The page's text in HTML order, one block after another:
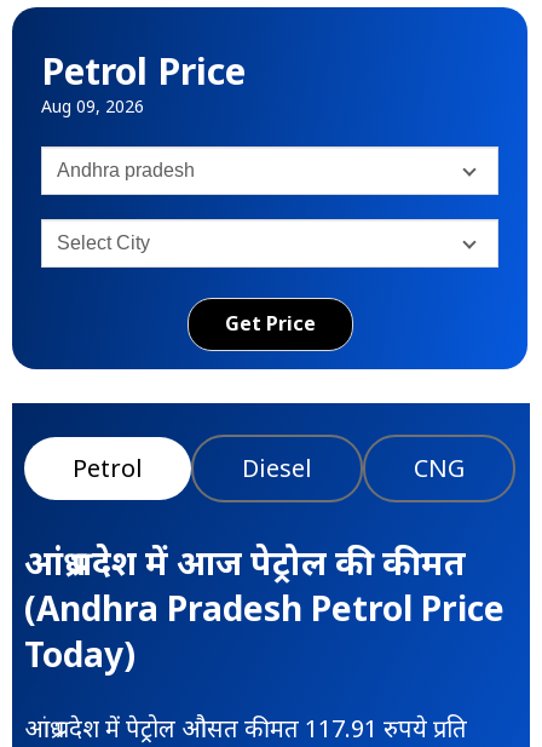
Petrol Price
Aug 09, 2026
Get Price
Petrol Diesel CNG
आंध्र प्रदेश में आज पेट्रोल की कीमत
(Andhra Pradesh Petrol Price
Today)
आंध्र प्रदेश में पेट्रोल औसत कीमत 117.91 रुपये प्रति